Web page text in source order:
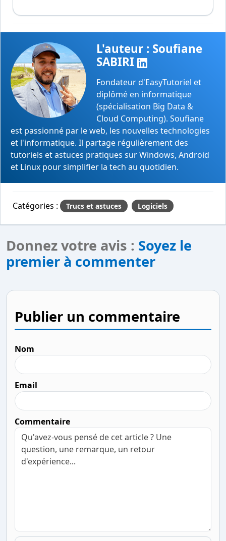
L'auteur : Soufiane
SABIRI
Fondateur d'EasyTutoriel et
diplômé en informatique
(spécialisation Big Data &
Cloud Computing). Soufiane
est passionné par le web, les nouvelles technologies
et l'informatique. Il partage régulièrement des
tutoriels et astuces pratiques sur Windows, Android
et Linux pour simplifier la tech au quotidien.
Catégories : Trucs et astuces Logiciels
Donnez votre avis : Soyez le
premier à commenter
Publier un commentaire
Nom
Email
Commentaire